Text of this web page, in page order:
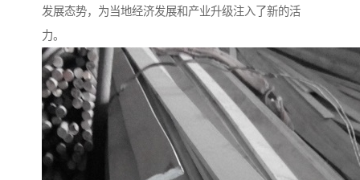
发展态势，为当地经济发展和产业升级注入了新的活
力。